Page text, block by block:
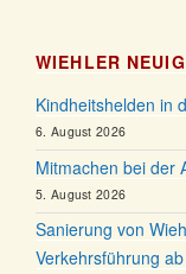
WIEHLER
Kindheitshelden in
6. August 2026
Mitmachen bei der
5. August 2026
Sanierung von
Verkehrsführung